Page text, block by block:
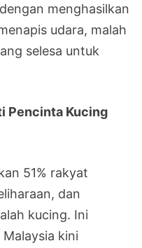
menghasilkan
udara, malah
selesa untuk
Pencinta Kucing
51% rakyat
dan
kucing. Ini
kini